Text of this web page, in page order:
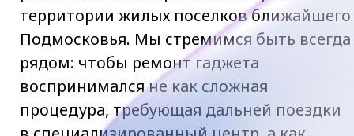
центровApple Spacе, вы получите
бесплатную консультацию специалиста,
который оценит проблему и предложит
высококачественный ремонт. Если у вас
разбилось стекло, не работают кнопки,
быстро разряжается аккумулятор, не
слышен динамик или слетела прошивка
– все эти неисправности можно решить